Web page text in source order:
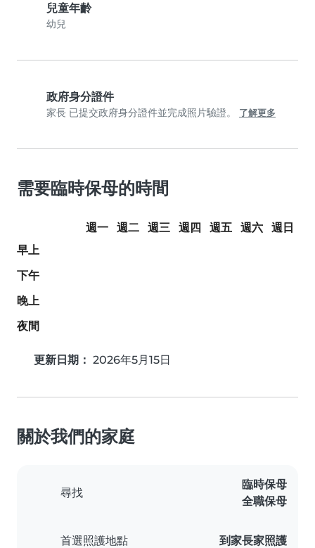
兒童年齡
幼兒
政府身分證件
家長 已提交政府身分證件並完成照片驗證。 了解更多
需要臨時保母的時間
週一 週二 週三 週四 週五 週六
週日
早上
下午
晚上
夜間
更新日期： 2026年5月15日
關於我們的家庭
尋找
臨時保母
全職保母
首選照護地點 到家長家照護